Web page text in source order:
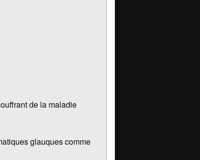
de la maladie
glauques comme